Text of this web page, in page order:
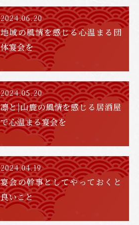
2024.06.20
地域の風情を感じる心温まる団
体宴会を
2024.05.20
凛と|山鹿の風情を感じる居酒屋
で心温まる宴会を
2024.04.19
宴会の幹事としてやっておくと
良いこと